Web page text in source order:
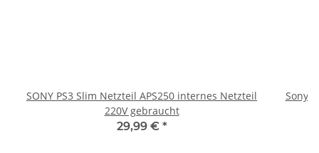
SONY PS3 Slim Netzteil APS250 internes Netzteil
220V gebraucht
29,99 € *
Sony